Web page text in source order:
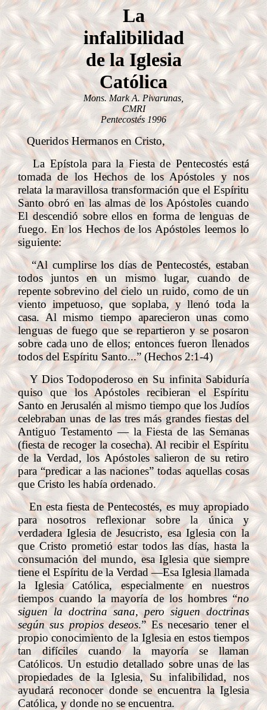
La
infalibilidad
de la Iglesia
Católica
Mons. Mark A. Pivarunas,
CMRI
Pentecostés 1996
Queridos Hermanos en Cristo,
La Epístola para la Fiesta de Pentecostés está
tomada de los Hechos de los Apóstoles y nos
relata la maravillosa transformación que el Espíritu
Santo obró en las almas de los Apóstoles cuando
El descendió sobre ellos en forma de lenguas de
fuego. En los Hechos de los Apóstoles leemos lo
siguiente:
“Al cumplirse los días de Pentecostés, estaban
todos juntos en un mismo lugar, cuando de
repente sobrevino del cielo un ruido, como de un
viento impetuoso, que soplaba, y llenó toda la
casa. Al mismo tiempo aparecieron unas como
lenguas de fuego que se repartieron y se posaron
sobre cada uno de ellos; entonces fueron llenados
todos del Espíritu Santo...” (Hechos 2:1-4)
Y Dios Todopoderoso en Su infinita Sabiduría
quiso que los Apóstoles recibieran el Espíritu
Santo en Jerusalén al mismo tiempo que los Judíos
celebraban unas de las tres más grandes fiestas del
Antiguo Testamento — la Fiesta de las Semanas
(fiesta de recoger la cosecha). Al recibir el Espíritu
de la Verdad, los Apóstoles salieron de su retiro
para “predicar a las naciones” todas aquellas cosas
que Cristo les había ordenado.
En esta fiesta de Pentecostés, es muy apropiado
para nosotros reflexionar sobre la única y
verdadera Iglesia de Jesucristo, esa Iglesia con la
que Cristo prometió estar todos las días, hasta la
consumación del mundo, esa Iglesia que siempre
tiene el Espíritu de la Verdad —Esa Iglesia llamada
la Iglesia Católica, especialmente en nuestros
tiempos cuando la mayoría de los hombres “no
siguen la doctrina sana, pero siguen doctrinas
según sus propios deseos.” Es necesario tener el
propio conocimiento de la Iglesia en estos tiempos
tan difíciles cuando la mayoría se llaman
Católicos. Un estudio detallado sobre unas de las
propiedades de la Iglesia, Su infalibilidad, nos
ayudará reconocer donde se encuentra la Iglesia
Católica, y donde no se encuentra.